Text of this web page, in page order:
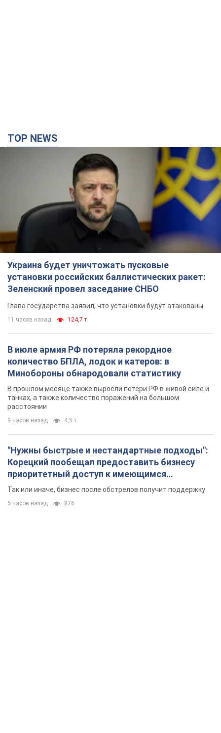
установки российских баллистических ракет:
Зеленский провел заседание СНБО
Глава государства заявил, что установки будут атакованы
124,7 т.
В июле армия РФ потеряла рекордное
количество БПЛА, лодок и катеров: в
Минобороны обнародовали статистику
В прошлом месяце также выросли потери РФ в живой силе и
танках, а также количество поражений на большом
расстоянии
9 часов назад
"Нужны быстрые и нестандартные подходы":
Корецкий пообещал предоставить бизнесу
приоритетный доступ к имеющимся
складским помещениям
Так или иначе, бизнес после обстрелов получит поддержку
5 часов назад 876